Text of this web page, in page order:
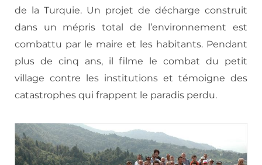
de la Turquie. Un projet de décharge construit
dans un mépris total de l’environnement est
combattu par le maire et les habitants. Pendant
plus de cinq ans, il filme le combat du petit
village contre les institutions et témoigne des
catastrophes qui frappent le paradis perdu.